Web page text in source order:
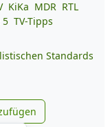
KiKa MDR RTL
5 TV-Tipps
Standards
Google